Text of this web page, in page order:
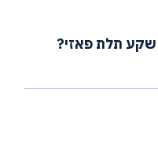
שקע תלת פאזי?